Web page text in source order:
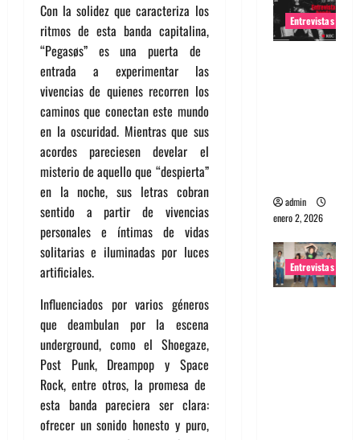
Con la solidez que caracteriza los
ritmos de esta banda capitalina,
“Pegasøs” es una puerta de
entrada a experimentar las
vivencias de quienes recorren los
caminos que conectan este mundo
en la oscuridad. Mientras que sus
acordes pareciesen develar el
misterio de aquello que “despierta”
en la noche, sus letras cobran
sentido a partir de vivencias
personales e íntimas de vidas
solitarias e iluminadas por luces
artificiales.
Influenciados por varios géneros
que deambulan por la escena
underground, como el Shoegaze,
Post Punk, Dreampop y Space
Rock, entre otros, la promesa de
esta banda pareciera ser clara:
ofrecer un sonido honesto y puro,
Entrevistas
admin
enero 2, 2026
Entrevistas